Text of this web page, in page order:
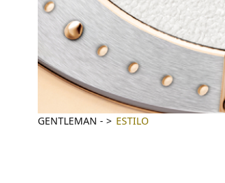
GENTLEMAN - ESTILO